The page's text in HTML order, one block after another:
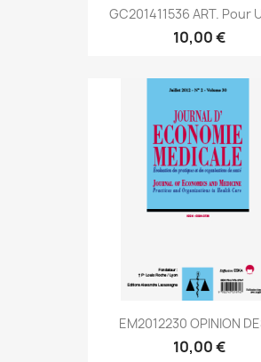
GC201411536 ART. Pour
10,00 €
EM2012230 OPINION
10,00 €